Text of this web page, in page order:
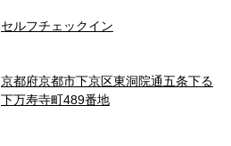
セルフチェックイン
京都府京都市下京区東洞院通五条下る
下万寿寺町489番地